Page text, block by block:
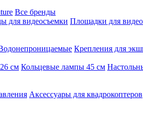
Все бренды
для видеосъемки Площадки для
Крепления для
см Кольцевые лампы 45 см
Аксессуары для квадрокоптеров